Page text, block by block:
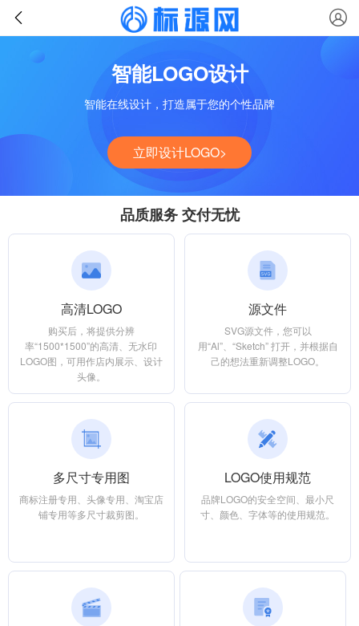
智能LOGO设计
智能在线设计，打造属于您的个性品牌
立即设计LOGO>
品质服务 交付无忧
高清LOGO
购买后，将提供分辨
率“1500*1500”的高清、无水印
LOGO图，可用作店内展示、设计
头像。
源文件
SVG源文件，您可以
用“Al”、“Sketch” 打开，并根据自
己的想法重新调整LOGO。
多尺寸专用图
商标注册专用、头像专用、淘宝店
铺专用等多尺寸裁剪图。
LOGO使用规范
品牌LOGO的安全空间、最小尺
寸、颜色、字体等的使用规范。